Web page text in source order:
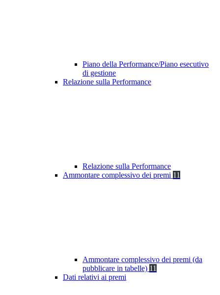
Piano della Performance/Piano esecutivo
di gestione
Relazione sulla Performance
Relazione sulla Performance
Ammontare complessivo dei premi 11
Ammontare complessivo dei premi (da
pubblicare in tabelle) 11
Dati relativi ai premi